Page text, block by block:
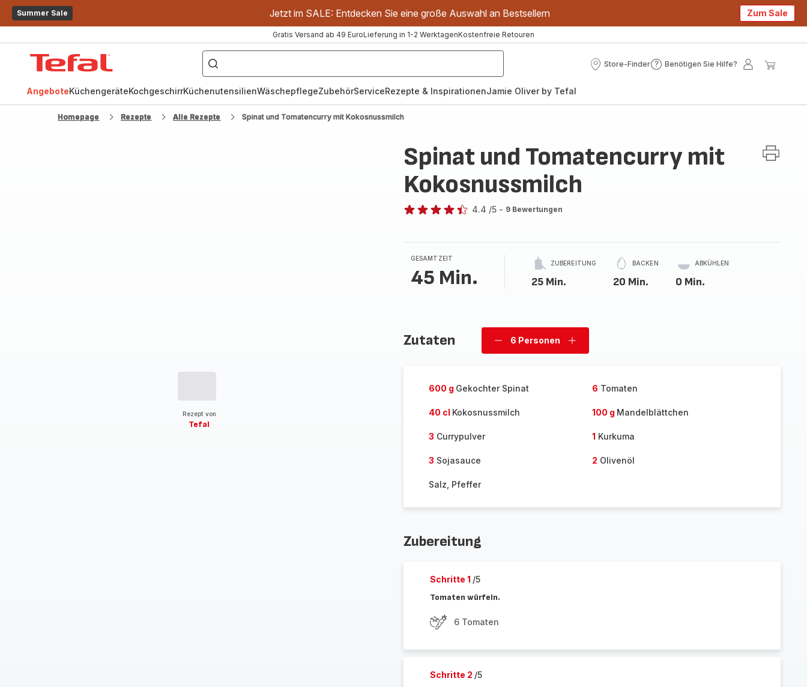
Summer Sale Jetzt im SALE: Entdecken Sie eine große Auswahl an Bestsellern Zum Sale
Gratis Versand ab 49 EuroLieferung in 1-2 WerktagenKostenfreie Retouren
["OptiGrill","Easy
Fry","Pfanne"]
Store-Finder
Store-
Benötigen Sie Hilfe?
Benötigen
Mein
AngeboteKüchengeräteKochgeschirrKüchenutensilienWäschepflegeZubehörServiceRezepte & InspirationenJamie Oliver by Tefal
Homepage Rezepte Alle Rezepte Spinat und Tomatencurry mit Kokosnussmilch
Rezept von
Tefal
Spinat und Tomatencurry mit
Kokosnussmilch
4.4 /5 - 9 Bewertungen
GESAMTZEIT
45 Min.
ZUBEREITUNG
25 Min.
BACKEN
20 Min.
ABKÜHLEN
0 Min.
Zutaten
Personen
6 Personen
Personen
600 g Gekochter Spinat 6 Tomaten
40 cl Kokosnussmilch 100 g Mandelblättchen
3 Currypulver 1 Kurkuma
3 Sojasauce 2 Olivenöl
Salz, Pfeffer
Zubereitung
Schritte 1 /5
Tomaten würfeln.
6 Tomaten
Schritte 2 /5